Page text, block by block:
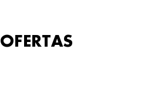
OFERTAS